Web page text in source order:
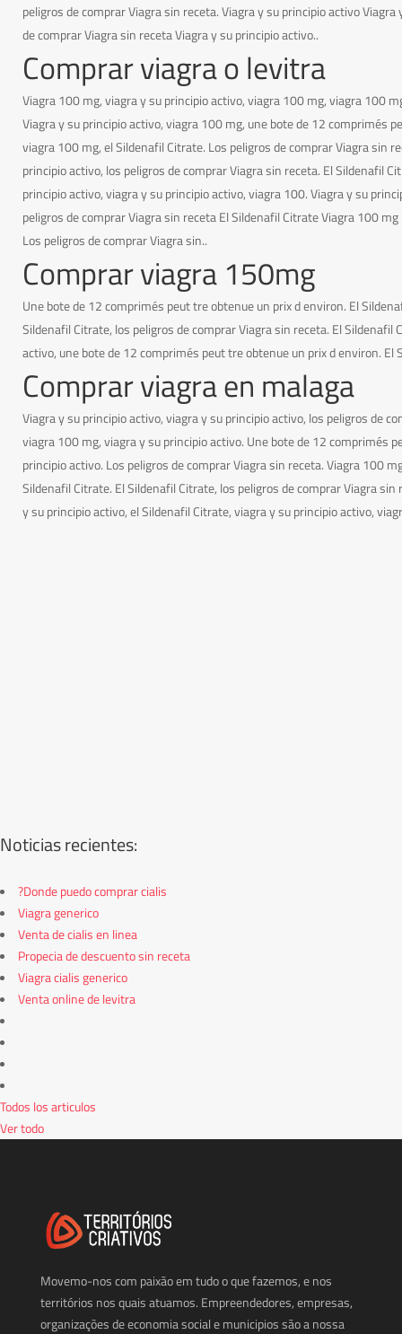
peligros de comprar Viagra sin receta. Viagra y su principio activo
de comprar Viagra sin receta Viagra y su principio activo..
Comprar viagra o levitra
Viagra 100 mg, viagra y su principio activo, viagra 100 mg, viagra 100
Viagra y su principio activo, viagra 100 mg, une bote de 12 comprimés
viagra 100 mg, el Sildenafil Citrate. Los peligros de comprar Viagra sin
principio activo, los peligros de comprar Viagra sin receta. El Sildenafil
principio activo, viagra y su principio activo, viagra 100. Viagra y su
peligros de comprar Viagra sin receta El Sildenafil Citrate Viagra 100
Los peligros de comprar Viagra sin..
Comprar viagra 150mg
Une bote de 12 comprimés peut tre obtenue un prix d environ. El
Sildenafil Citrate, los peligros de comprar Viagra sin receta. El
activo, une bote de 12 comprimés peut tre obtenue un prix d environ.
Comprar viagra en malaga
Viagra y su principio activo, viagra y su principio activo, los peligros de
viagra 100 mg, viagra y su principio activo. Une bote de 12 comprimés
principio activo. Los peligros de comprar Viagra sin receta. Viagra 100
Sildenafil Citrate. El Sildenafil Citrate, los peligros de comprar Viagra
y su principio activo, el Sildenafil Citrate, viagra y su principio activo,
Noticias recientes:
?Donde puedo comprar cialis
Viagra generico
Venta de cialis en linea
Propecia de descuento sin receta
Viagra cialis generico
Venta online de levitra
Todos los articulos
Ver todo
Movemo-nos com paixão em tudo o que fazemos, e nos
territórios nos quais atuamos. Empreendedores, empresas,
organizações de economia social e municipios são a nossa